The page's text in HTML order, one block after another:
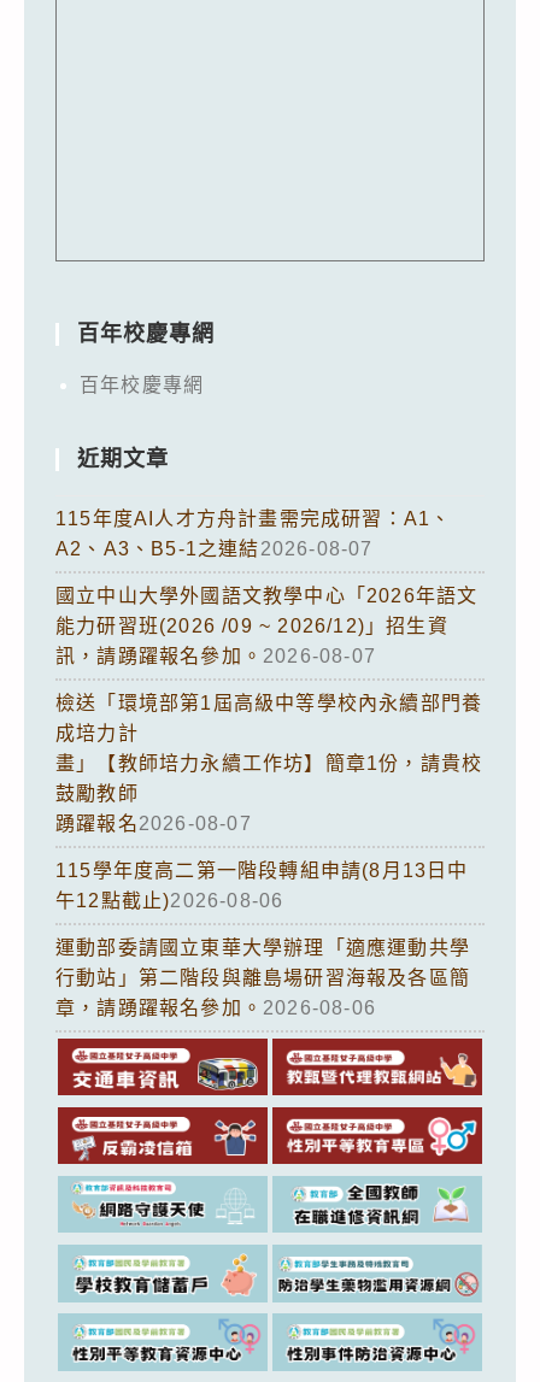
百年校慶專網
百年校慶專網
近期文章
115年度AI人才方舟計畫需完成研習：A1、
A2、A3、B5-1之連結2026-08-07
國立中山大學外國語文教學中心「2026年語文
能力研習班(2026 /09 ~ 2026/12)」招生資
訊，請踴躍報名參加。 2026-08-07
檢送「環境部第1屆高級中等學校內永續部門養
成培力計
畫」【教師培力永續工作坊】簡章1份，請貴校
鼓勵教師
踴躍報名2026-08-07
115學年度高二第一階段轉組申請(8月13日中
午12點截止)2026-08-06
運動部委請國立東華大學辦理「適應運動共學
行動站」第二階段與離島場研習海報及各區簡
章，請踴躍報名參加。 2026-08-06